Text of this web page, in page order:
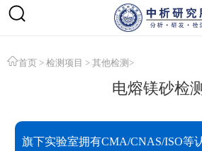
首页 > 检测项目 > 其他检测 >
电熔镁砂检测
旗下实验室拥有CMA/CNAS/ISO等